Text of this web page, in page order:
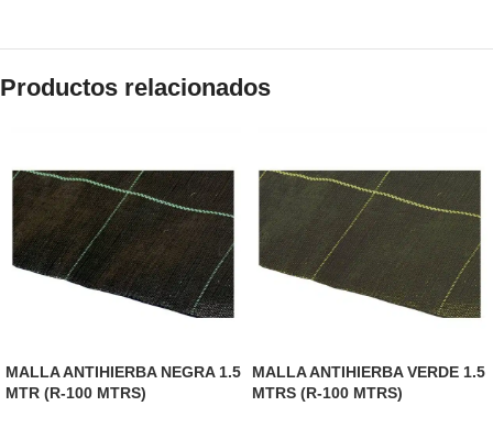
Productos relacionados
MALLA ANTIHIERBA NEGRA 1.5
MTR (R-100 MTRS)
MALLA ANTIHIERBA VERDE 1.5
MTRS (R-100 MTRS)